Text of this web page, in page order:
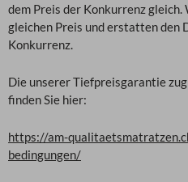
dem Preis der Konkurrenz
gleichen Preis und erstatten den
Konkurrenz.
Die unserer Tiefpreisgarantie
finden Sie hier:
https://am-
bedingungen/